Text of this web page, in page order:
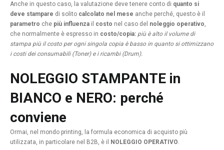
Anche in questo caso, la valutazione deve tenere conto di quanto si
deve stampare di solito calcolato nel mese anche perché, questo è il
parametro che più influenza il costo nel caso del noleggio operativo,
che normalmente è espresso in costo/copia: più è alto il volume di
stampa più il costo per ogni singola copia è basso in quanto si ottimizzano
i costi dei consumabili (Toner) e i ricambi (Drum).
NOLEGGIO STAMPANTE in
BIANCO e NERO: perché
conviene
Ormai, nel mondo printing, la formula economica di acquisto più
utilizzata, in particolare nel B2B, è il
NOLEGGIO OPERATIVO.